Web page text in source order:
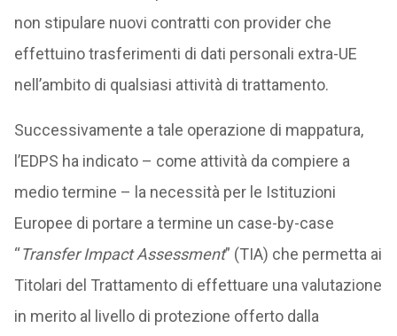
non stipulare nuovi contratti con provider che
effettuino trasferimenti di dati personali extra-UE
nell’ambito di qualsiasi attività di trattamento.
Successivamente a tale operazione di mappatura,
l’EDPS ha indicato – come attività da compiere a
medio termine – la necessità per le Istituzioni
Europee di portare a termine un case-by-case
“Transfer Impact Assessment” (TIA) che permetta ai
Titolari del Trattamento di effettuare una valutazione
in merito al livello di protezione offerto dalla